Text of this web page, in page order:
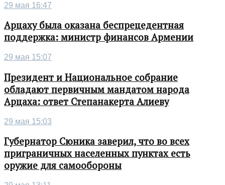
29 мая 16:47
Арцаху была оказана беспрецедентная
поддержка: министр финансов Армении
29 мая 15:07
Президент и Национальное собрание
обладают первичным мандатом народа
Арцаха: ответ Степанакерта Алиеву
29 мая 15:03
Губернатор Сюника заверил, что во всех
приграничных населенных пунктах есть
оружие для самообороны